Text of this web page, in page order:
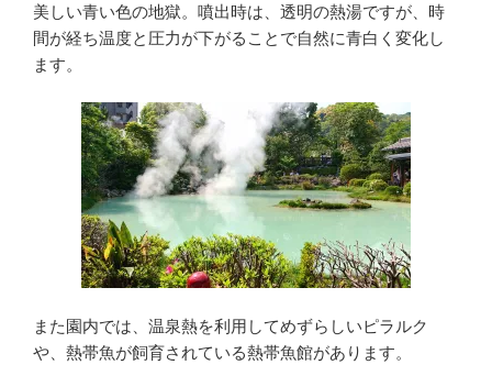
美しい青い色の地獄。噴出時は、透明の熱湯ですが、時
間が経ち温度と圧力が下がることで自然に青白く変化し
ます。
また園内では、温泉熱を利用してめずらしいピラルク
や、熱帯魚が飼育されている熱帯魚館があります。